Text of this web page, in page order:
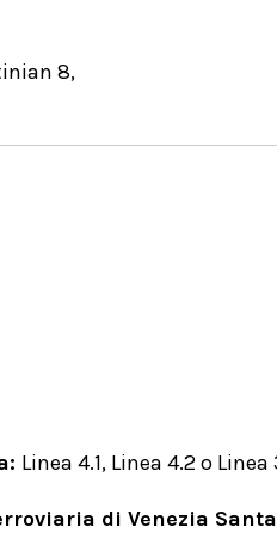
8,
Linea 4.1, Linea 4.2 o
di Venezia